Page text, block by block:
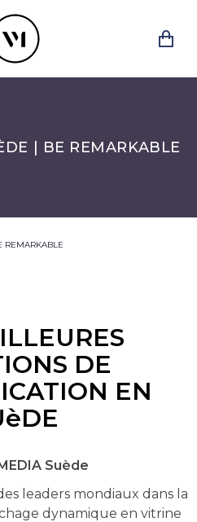
| BE REMARKABLE
REMARKABLE
DE
EN
Suède
leaders mondiaux dans la
dynamique en vitrine